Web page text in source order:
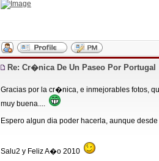
Re: Cr�nica De Un Paseo Por Portugal
Gracias por la cr�nica, e inmejorables fotos,
muy buena....
Espero algun dia poder hacerla, aunque
Salu2 y Feliz A�o 2010